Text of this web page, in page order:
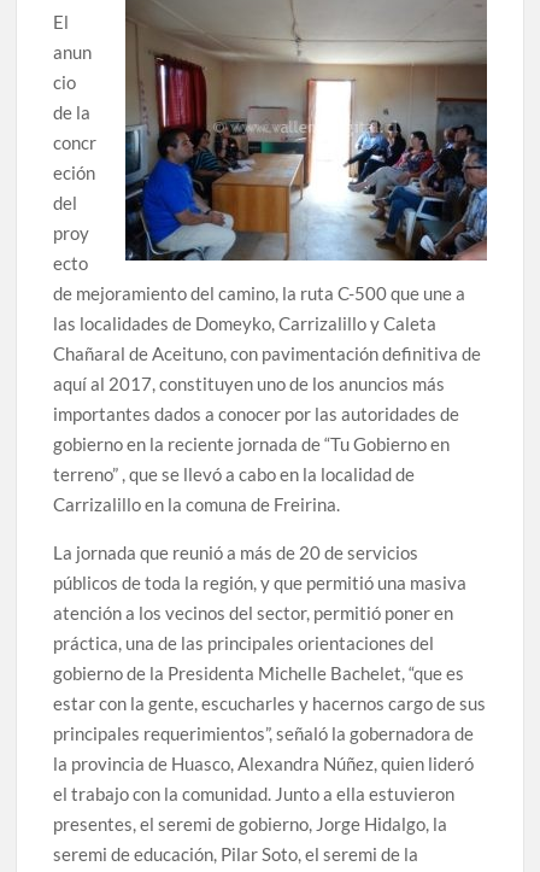
El
anun
cio
de la
concr
eción
del
proy
ecto
de mejoramiento del camino, la ruta C-500 que une a
las localidades de Domeyko, Carrizalillo y Caleta
Chañaral de Aceituno, con pavimentación definitiva de
aquí al 2017, constituyen uno de los anuncios más
importantes dados a conocer por las autoridades de
gobierno en la reciente jornada de “Tu Gobierno en
terreno” , que se llevó a cabo en la localidad de
Carrizalillo en la comuna de Freirina.
La jornada que reunió a más de 20 de servicios
públicos de toda la región, y que permitió una masiva
atención a los vecinos del sector, permitió poner en
práctica, una de las principales orientaciones del
gobierno de la Presidenta Michelle Bachelet, “que es
estar con la gente, escucharles y hacernos cargo de sus
principales requerimientos”, señaló la gobernadora de
la provincia de Huasco, Alexandra Núñez, quien lideró
el trabajo con la comunidad. Junto a ella estuvieron
presentes, el seremi de gobierno, Jorge Hidalgo, la
seremi de educación, Pilar Soto, el seremi de la